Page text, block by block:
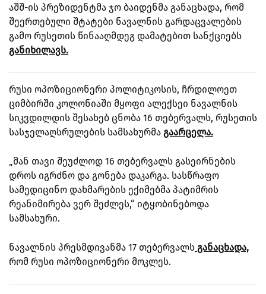
აშშ-ის პრეზიდენტმა ჯო ბაიდენმა განაცხადა, რომ
შეერთებული შტატები ნავალნის გარდაცვალების
გამო რუსეთის წინააღმდეგ დამატებით სანქციებს
განიხილავს.
რუსი ოპოზიციონერი პოლიტიკოსის, ჩრდილოეთ
ციმბირში კოლონიაში მყოფი ალექსეი ნავალნის
სიკვდილდის შესახებ ცნობა 16 თებერვალს, რუსეთის
სასჯელაღსრულების სამსახურმა გაარცელა.
„მან თავი შეუძლოდ 16 თებერვალს გასეირნების
დროს იგრძნო და გონება დაკარგა. სასწრაფო
სამედიცინო დახმარების ექიმებმა პატიმრის
რეანიმირება ვერ შეძლეს,“ იტყობინებოდა
სამსახური.
ნავალნის პრესმდივანმა 17 თებერვალს განაცხადა,
რომ რუსი ოპოზიციონერი მოკლეს.